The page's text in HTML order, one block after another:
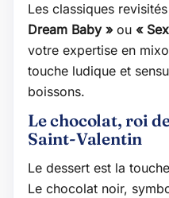
Les classiques
Dream Baby » ou «
votre expertise en
touche ludique et
boissons.
Le chocolat, roi
Saint-Valentin
Le dessert est la
Le chocolat noir,